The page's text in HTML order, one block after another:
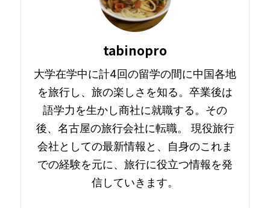
tabinopro
大学在学中に計4回の留学の間に中国各地
を旅行し、旅の楽しさを知る。卒業後は
語学力を生かし商社に就職する。その
後、名古屋の旅行会社に転職。 現役旅行
会社としての最新情報と、自身のこれま
での経験を元に、旅行に役立つ情報を発
信していきます。